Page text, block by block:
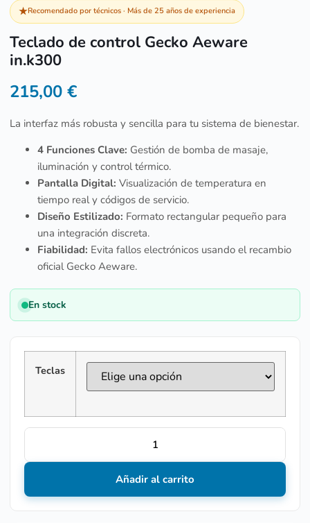
★Recomendado por técnicos · Más de 25 años de experiencia
Teclado de control Gecko Aeware
in.k300
215,00 €
La interfaz más robusta y sencilla para tu sistema de bienestar.
4 Funciones Clave: Gestión de bomba de masaje,
iluminación y control térmico.
Pantalla Digital: Visualización de temperatura en
tiempo real y códigos de servicio.
Diseño Estilizado: Formato rectangular pequeño para
una integración discreta.
Fiabilidad: Evita fallos electrónicos usando el recambio
oficial Gecko Aeware.
En stock
Teclas
Añadir al carrito